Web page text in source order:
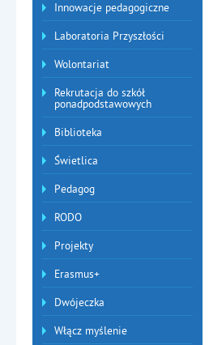
Innowacje pedagogiczne
Laboratoria Przyszłości
Wolontariat
Rekrutacja do szkół
ponadpodstawowych
Biblioteka
Świetlica
Pedagog
RODO
Projekty
Erasmus+
Dwójeczka
Włącz myślenie